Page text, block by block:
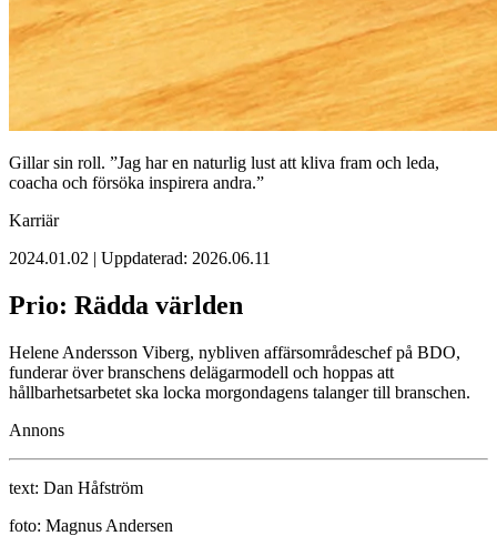
Gillar sin roll. ”Jag har en naturlig lust att kliva fram och leda,
coacha och ­försöka inspirera andra.”
Karriär
2024.01.02 | Uppdaterad: 2026.06.11
Prio: Rädda världen
Helene Andersson Viberg, nybliven ­affärsområdeschef på BDO,
funderar över branschens delägarmodell och hoppas att
hållbarhetsarbetet ska locka morgondagens ­talanger till branschen.
Annons
text: Dan Håfström
foto: Magnus Andersen